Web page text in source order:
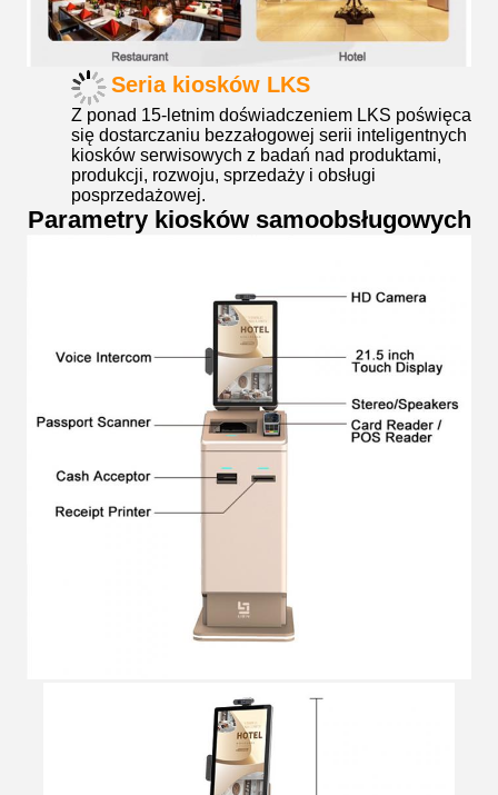
Seria kiosków LKS
Z ponad 15-letnim doświadczeniem LKS poświęca
się dostarczaniu bezzałogowej serii inteligentnych
kiosków serwisowych z badań nad produktami,
produkcji, rozwoju, sprzedaży i obsługi
posprzedażowej.
Parametry kiosków samoobsługowych